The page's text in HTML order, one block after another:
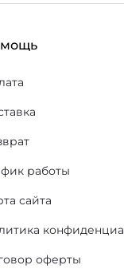
работы
сайта
оферты